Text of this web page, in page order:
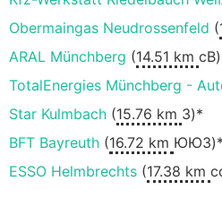
Obermaingas Neudrossenfeld (
ARAL Münchberg (14.51 km
TotalEnergies Münchberg -
Star Kulmbach (15.76 km З)*
BFT Bayreuth (16.72 km ЮЮЗ)*
ESSO Helmbrechts (17.38 km